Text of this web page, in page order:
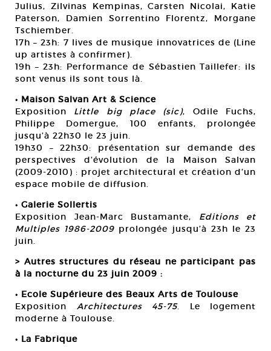
Julius, Zilvinas Kempinas, Carsten Nicolai, Katie
Paterson, Damien Sorrentino Florentz, Morgane
Tschiember.
17h – 23h: 7 lives de musique innovatrices de (Line
up artistes à confirmer).
19h – 23h: Performance de Sébastien Taillefer: ils
sont venus ils sont tous là.
• Maison Salvan Art & Science
Exposition Little big place (sic), Odile Fuchs,
Philippe Domergue, 100 enfants, prolongée
jusqu’à 22h30 le 23 juin.
19h30 – 22h30: présentation sur demande des
perspectives d’évolution de la Maison Salvan
(2009-2010) : projet architectural et création d’un
espace mobile de diffusion.
• Galerie Sollertis
Exposition Jean-Marc Bustamante, Editions et
Multiples 1986-2009 prolongée jusqu’à 23h le 23
juin.
> Autres structures du réseau ne participant pas
à la nocturne du 23 juin 2009 :
• Ecole Supérieure des Beaux Arts de Toulouse
Exposition Architectures 45-75. Le logement
moderne à Toulouse.
• La Fabrique